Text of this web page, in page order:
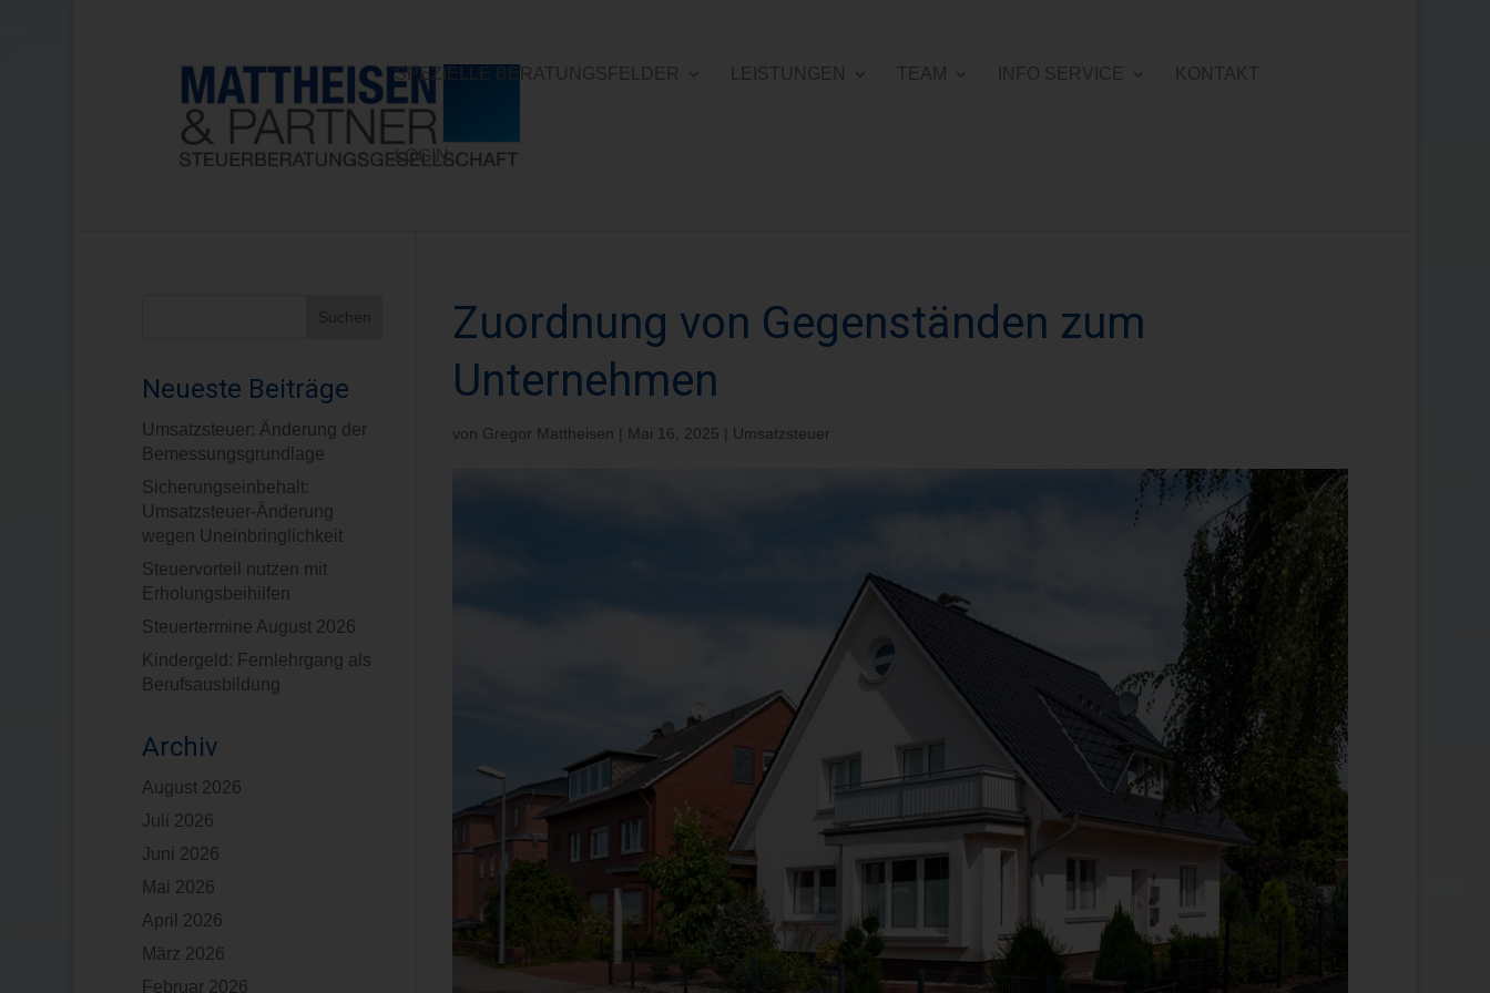
SPEZIELLE BERATUNGSFELDER LEISTUNGEN TEAM INFO SERVICE KONTAKT
LOGIN
Zuordnung von Gegenständen zum
Unternehmen
von Gregor Mattheisen Mai 16, 2025 Umsatzsteuer
Neueste Beiträge
Umsatzsteuer: Änderung der
Bemessungsgrundlage
Sicherungseinbehalt:
Umsatzsteuer-Änderung
wegen Uneinbringlichkeit
Steuervorteil nutzen mit
Erholungsbeihilfen
Steuertermine August 2026
Kindergeld: Fernlehrgang als
Berufsausbildung
Archiv
August 2026
Juli 2026
Juni 2026
Mai 2026
April 2026
März 2026
Februar 2026